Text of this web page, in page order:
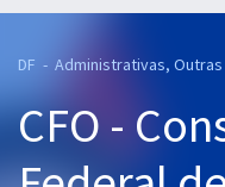
Cursos 20% OFF
Pós
DF - Administrativas, Outras
CFO -